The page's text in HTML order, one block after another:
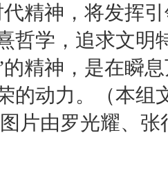
代精神，将发挥
哲学，追求文明
的精神，是在瞬
的动力。（本组
片由罗光耀、张